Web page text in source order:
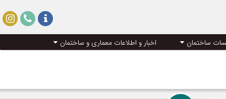
ساختمان اخبار و اطلاعات معماری و ساختمان